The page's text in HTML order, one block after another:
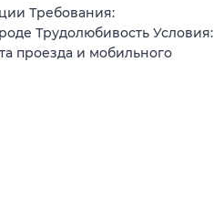
Требования:
Трудолюбивость Условия:
проезда и мобильного